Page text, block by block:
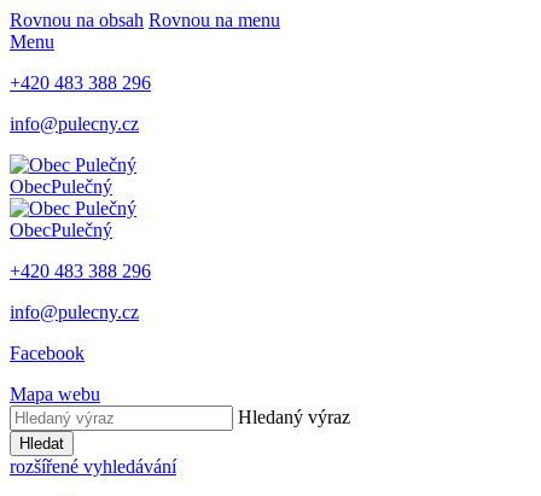
Rovnou na obsah Rovnou na menu
Menu
+420 483 388 296
info@pulecny.cz
ObecPulečný
ObecPulečný
+420 483 388 296
info@pulecny.cz
Facebook
Mapa webu
Hledaný výraz
Hledat
rozšířené vyhledávání